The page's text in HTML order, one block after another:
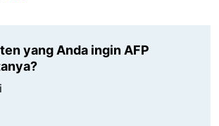
yang Anda ingin AFP